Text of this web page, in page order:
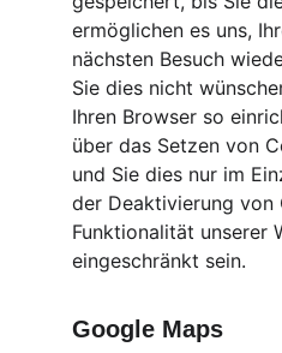
ermöglichen es uns,
nächsten Besuch
Sie dies nicht
Ihren Browser so
über das Setzen von
und Sie dies nur im
der Deaktivierung von
Funktionalität unserer
eingeschränkt sein.
Google Maps